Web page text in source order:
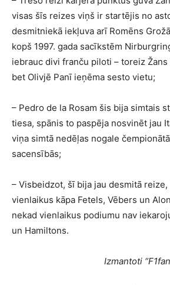
visas šīs reizes viņš ir startējis no
desmitniekā iekļuva arī Romēns
kopš 1997. gada sacīkstēm
iebrauc divi franču piloti – toreiz
bet Olivjē Panī ieņēma sesto vietu;
– Pedro de la Rosam šis bija simtais
tiesa, spānis to paspēja nosvinēt jau
viņa simtā nedēļas nogale
sacensībās;
– Visbeidzot, šī bija jau desmitā
vienlaikus kāpa Fetels, Vēbers un
nekad vienlaikus podiumu nav
un Hamiltons.
Izmantoti